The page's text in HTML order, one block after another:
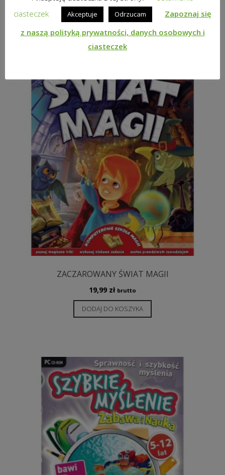
DODAJ DO KOSZYKA
ZACZAROWANY ŚWIAT MAGII
19,99 zł brutto
DODAJ DO KOSZYKA
ciasteczek
Akceptuje Odrzucam
Zapoznaj się
z naszą polityką prywatności, danych osobowych i
ciasteczek